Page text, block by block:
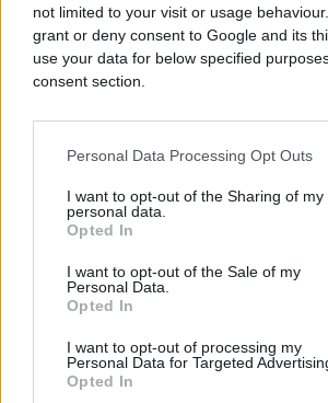
not limited to your visit or usage
grant or deny consent to Google and its
use your data for below specified
consent section.
Personal Data Processing Opt Outs
I want to opt-out of the Sharing of my
personal data.
Opted In
I want to opt-out of the Sale of my
Personal Data.
Opted In
I want to opt-out of processing my
Personal Data for Targeted
Opted In
dijagnostičke procedure. I
redovnih pregleda može uočiti
pacijenta dermatologu.
Pored pregleda kože, dr Obeid
skrininga za kolorektalni karcinom
Skrining za kolorektalni karcinom
otkrivanje prekanceroznih polipa i
raka debelog crijeva ili rektuma, te
prevenciju i za rano otkrivanje
Prema preporukama, osobe